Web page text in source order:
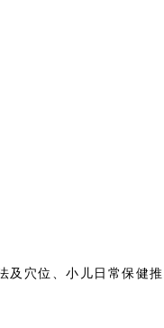
及穴位、小儿日常保健